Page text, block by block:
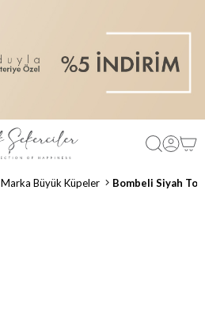
Marka Büyük Küpeler Bombeli Siyah